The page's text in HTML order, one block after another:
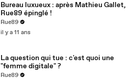
Bureau luxueux : après Mathieu Gallet,
Rue89 épinglé !
Rue89
il y a 11 ans
La question qui tue : c'est quoi une
"femme digitale" ?
Rue89